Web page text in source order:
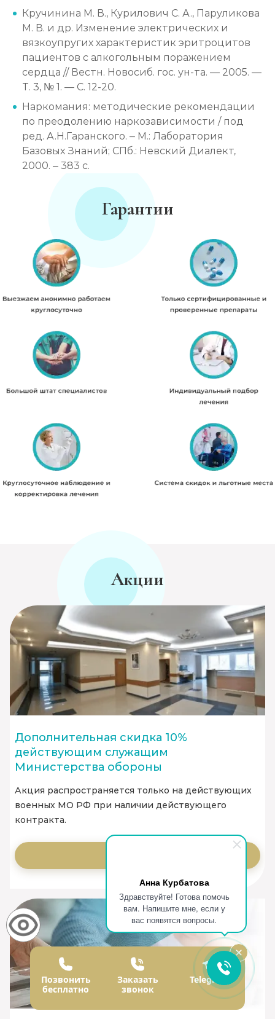
Анна Курбатова
Здравствуйте! Готова помочь
вам. Напишите мне, если у
вас появятся вопросы.
Кручинина М. В., Курилович С. А., Паруликова
М. В. и др. Изменение электрических и
вязкоупругих характеристик эритроцитов
пациентов с алкогольным поражением
сердца // Вестн. Новосиб. гос. ун-та. — 2005. —
Т. 3, № 1. — С. 12-20.
Наркомания: методические рекомендации
по преодолению наркозависимости / под
ред. А.Н.Гаранского. – М.: Лаборатория
Базовых Знаний; СПб.: Невский Диалект,
2000. – 383 с.
Гарантии
Акции
Дополнительная скидка 10%
действующим служащим
Министерства обороны
Акция распространяется только на действующих
военных МО РФ при наличии действующего
контракта.
Позвонить
бесплатно
Заказать
звонок
Telegram